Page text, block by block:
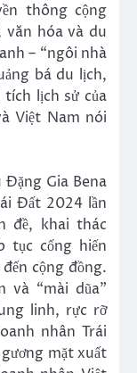
thông cộng
văn hóa và du
– “ngôi nhà
bá du lịch,
lịch sử của
Việt Nam nói
Đặng Gia Bena
Đất 2024 lần
đề, khai thác
tục cống hiến
cộng đồng.
và “mài dũa”
linh, rực rỡ
nhân Trái
mặt xuất